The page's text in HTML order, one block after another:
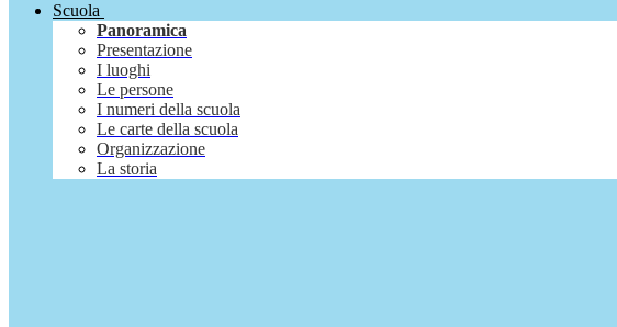
Scuola
Panoramica
Presentazione
I luoghi
Le persone
I numeri della scuola
Le carte della scuola
Organizzazione
La storia